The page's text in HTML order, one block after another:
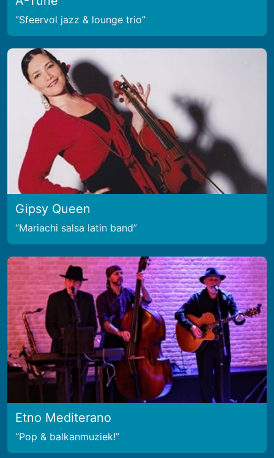
Sfeervol jazz & lounge trio
Gipsy Queen
Mariachi salsa latin band
Etno Mediterano
Pop & balkanmuziek!